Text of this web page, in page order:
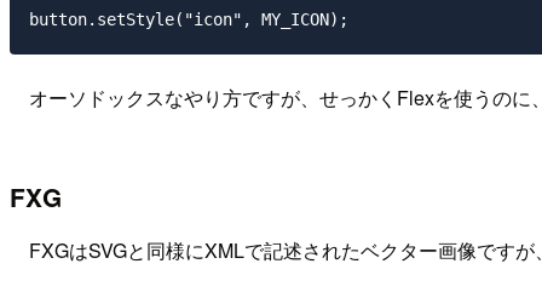
オーソドックスなやり方ですが、せっかくFlexを使うの
FXG
FXGはSVGと同様にXMLで記述されたベクター画像です